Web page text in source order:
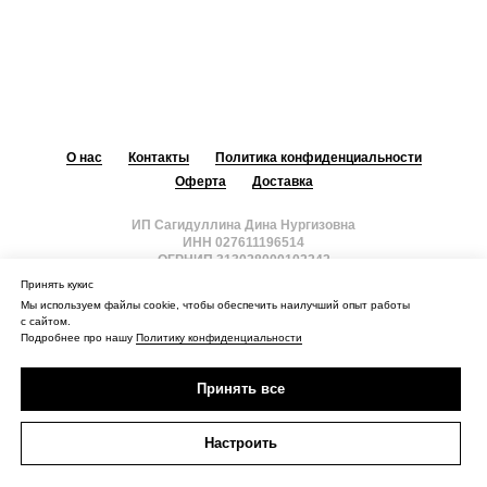
Принять кукис
Мы используем файлы cookie, чтобы обеспечить наилучший опыт работы
с сайтом.
Подробнее про нашу Политику конфиденциальности
Принять все
Настроить
О нас Контакты
Политика конфиденциальности
Оферта
Доставка
ИП Сагидуллина Дина Нургизовна
ИНН 027611196514
ОГРНИП 313028000102242
Наверх